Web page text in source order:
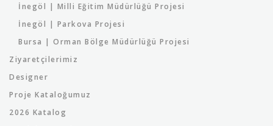
İnegöl | Milli Eğitim Müdürlüğü Projesi
İnegöl | Parkova Projesi
Bursa | Orman Bölge Müdürlüğü Projesi
Ziyaretçilerimiz
Designer
Proje Kataloğumuz
2026 Katalog